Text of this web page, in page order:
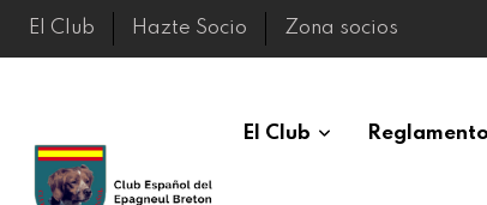
El Club Hazte Socio Zona socios
El Club